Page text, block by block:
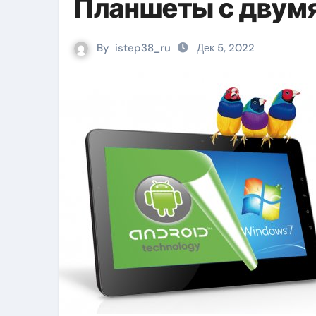
Планшеты с
By istep38_ru Дек 5, 2022